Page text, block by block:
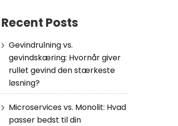
Recent Posts
Gevindrulning vs.
gevindskæring: Hvornår giver
rullet gevind den stærkeste
løsning?
Microservices vs. Monolit: Hvad
passer bedst til din